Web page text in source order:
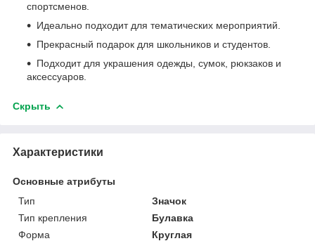
спортсменов.
Идеально подходит для тематических мероприятий.
Прекрасный подарок для школьников и студентов.
Подходит для украшения одежды, сумок, рюкзаков и
аксессуаров.
Скрыть
Характеристики
Основные атрибуты
Тип
Значок
Тип крепления
Булавка
Форма
Круглая